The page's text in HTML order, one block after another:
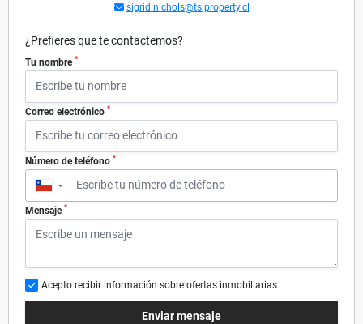
sigrid.nichols@tsiproperty.cl
¿Prefieres que te contactemos?
Tu nombre *
Correo electrónico *
Número de teléfono *
▼
Mensaje *
Acepto recibir información sobre ofertas inmobiliarias
Enviar mensaje